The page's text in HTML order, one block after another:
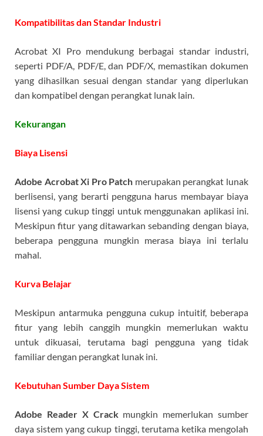
Kompatibilitas dan Standar Industri
Acrobat XI Pro mendukung berbagai standar industri,
seperti PDF/A, PDF/E, dan PDF/X, memastikan dokumen
yang dihasilkan sesuai dengan standar yang diperlukan
dan kompatibel dengan perangkat lunak lain.
Kekurangan
Biaya Lisensi
Adobe Acrobat Xi Pro Patch merupakan perangkat lunak
berlisensi, yang berarti pengguna harus membayar biaya
lisensi yang cukup tinggi untuk menggunakan aplikasi ini.
Meskipun fitur yang ditawarkan sebanding dengan biaya,
beberapa pengguna mungkin merasa biaya ini terlalu
mahal.
Kurva Belajar
Meskipun antarmuka pengguna cukup intuitif, beberapa
fitur yang lebih canggih mungkin memerlukan waktu
untuk dikuasai, terutama bagi pengguna yang tidak
familiar dengan perangkat lunak ini.
Kebutuhan Sumber Daya Sistem
Adobe Reader X Crackmungkin memerlukan sumber
daya sistem yang cukup tinggi, terutama ketika mengolah